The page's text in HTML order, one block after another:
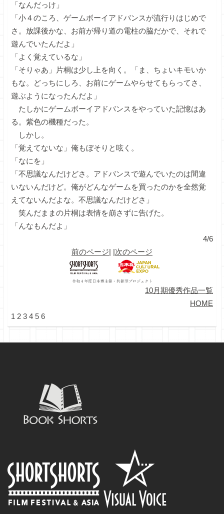
「なんだっけ」
「小４のころ、ゲームボーイアドバンスが流行りはじめで
さ。放課後かな、お前が帰り道の電柱の脇だかで、それで
遊んでいたんだよ」
「よく覚えているな」
「そりゃあ」片桐は少し上を向く。「ま、ちょいキモいか
もな。どっちにしろ、お前にゲームやらせてもらってさ、
遊ぶようになったんだよ」
たしかにゲームボーイアドバンスをやっていた記憶はあ
る。紫色の機種だった。
しかし。
「覚えてないな」俺もぼそりと呟く。
「なにを」
「不思議なんだけどさ。アドバンスで遊んでいたのは間違
いないんだけど。俺がどんなゲームを買ったのかを全然覚
えてないんだよな。不思議なんだけどさ」
笑んだままの片桐は表情を崩さずに告げた。
「んなもんだよ」
4/6
前のページ| |次のページ
10月期優秀作品一覧
HOME
1 2 3 4 5 6